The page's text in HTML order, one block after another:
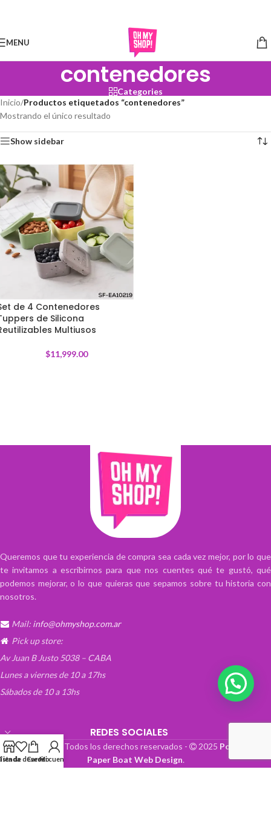
MENU
contenedores
Categories
Inicio/Productos etiquetados “contenedores”
Mostrando el único resultado
Show sidebar
de 4 Contenedores
de Silicona
Multiusos
$11,999.00
Queremos que tu experiencia de compra sea cada vez mejor, por lo que
te invitamos a escribirnos para que nos cuentes qué te gustó, qué
podemos mejorar, o lo que quieras que sepamos sobre tu historia con
nosotros.
Mail: info@ohmyshop.com.ar
Pick up store:
Av Juan B Justo 5038 – CABA
Lunes a viernes de 10 a 17hs
Sábados de 10 a 13hs
REDES SOCIALES
OhMyTienda! - Todos los derechos reservados - 2025 Powered by
Paper Boat Web Design.
de deseos
CarritoMi cuenta